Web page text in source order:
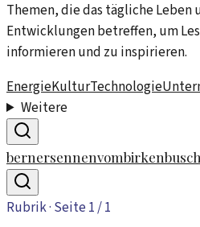
Themen, die das tägliche Leben
Entwicklungen betreffen, um
informieren und zu inspirieren.
EnergieKulturTechnologie
Weitere
Rubrik · Seite 1/1